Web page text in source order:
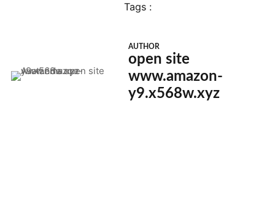
Tags :
AUTHOR
open site
www.amazon-
y9.x568w.xyz